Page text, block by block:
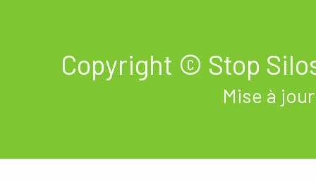
Copyright © Stop
Mise à